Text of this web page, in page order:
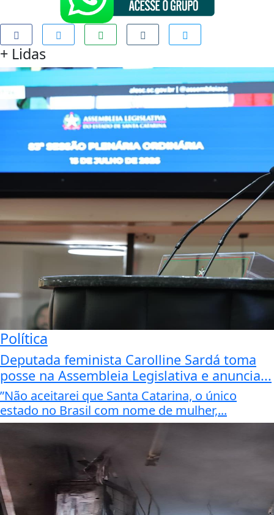
+ Lidas
Política
Deputada feminista Carolline Sardá toma
posse na Assembleia Legislativa e anuncia...
”Não aceitarei que Santa Catarina, o único
estado no Brasil com nome de mulher,...